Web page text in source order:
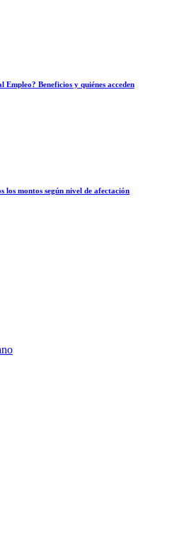
Empleo? Beneficios y quiénes acceden
los montos según nivel de afectación